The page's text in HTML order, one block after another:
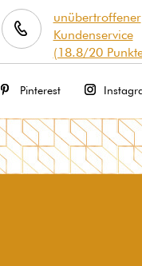
unübertroffener
Kundenservice
(18.8/20
Pinterest